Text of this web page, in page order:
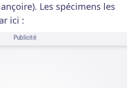
Les spécimens les
ici :
Publicité